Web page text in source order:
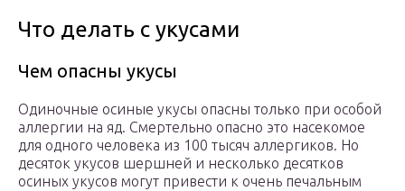
Что делать с укусами
Чем опасны укусы
Одиночные осиные укусы опасны только при особой
аллергии на яд. Смертельно опасно это насекомое
для одного человека из 100 тысяч аллергиков. Но
десяток укусов шершней и несколько десятков
осиных укусов могут привести к очень печальным